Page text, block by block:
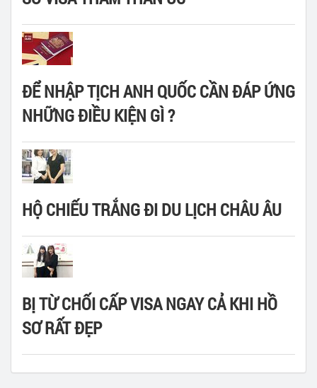
ĐỂ NHẬP TỊCH ANH QUỐC CẦN ĐÁP ỨNG
NHỮNG ĐIỀU KIỆN GÌ ?
HỘ CHIẾU TRẮNG ĐI DU LỊCH CHÂU ÂU
BỊ TỪ CHỐI CẤP VISA NGAY CẢ KHI HỒ
SƠ RẤT ĐẸP